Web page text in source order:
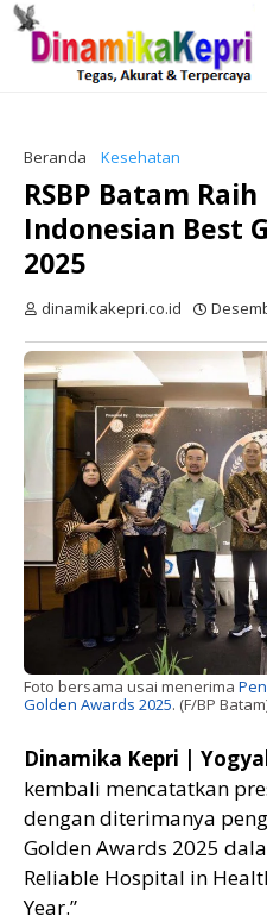
Beranda Kesehatan
RSBP Batam
Indonesian Best
2025
dinamikakepri.co.id
Foto bersama usai menerima
Golden Awards 2025. (F/BP
Dinamika Kepri |
kembali mencatatkan
dengan diterimanya
Golden Awards 2025
Reliable Hospital in
Year.”